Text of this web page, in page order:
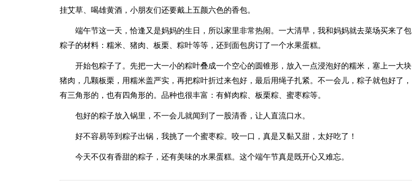
挂艾草、喝雄黄酒，小朋友们还要戴上五颜六色的香包。
端午节这一天，恰逢又是妈妈的生日，所以家里非常热闹。一大清早，我和妈妈就去菜场买来了包
粽子的材料：糯米、猪肉、板栗、粽叶等等，还到面包房订了一个水果蛋糕。
开始包粽子了。先把一大一小的粽叶叠成一个空心的圆锥形，放入一点浸泡好的糯米，塞上一大块
猪肉，几颗板栗，用糯米盖严实，再把粽叶折过来包好，最后用绳子扎紧。不一会儿，粽子就包好了，
有三角形的，也有四角形的。品种也很丰富：有鲜肉粽、板栗粽、蜜枣粽等。
包好的粽子放入锅里，不一会儿就闻到了一股清香，让人直流口水。
好不容易等到粽子出锅，我挑了一个蜜枣粽。咬一口，真是又黏又甜，太好吃了！
今天不仅有香甜的粽子，还有美味的水果蛋糕。这个端午节真是既开心又难忘。